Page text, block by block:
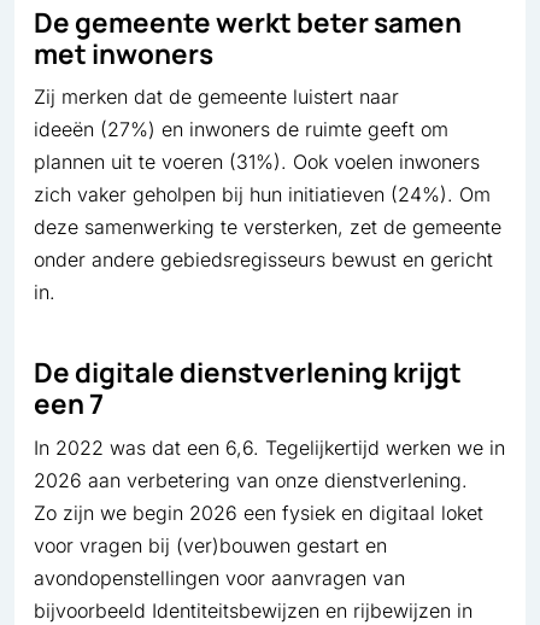
De gemeente werkt beter samen
met inwoners
Zij merken dat de gemeente luistert naar
ideeën (27%) en inwoners de ruimte geeft om
plannen uit te voeren (31%). Ook voelen inwoners
zich vaker geholpen bij hun initiatieven (24%). Om
deze samenwerking te versterken, zet de gemeente
onder andere gebiedsregisseurs bewust en gericht
in.
De digitale dienstverlening krijgt
een 7
In 2022 was dat een 6,6. Tegelijkertijd werken we in
2026 aan verbetering van onze dienstverlening.
Zo zijn we begin 2026 een fysiek en digitaal loket
voor vragen bij (ver)bouwen gestart en
avondopenstellingen voor aanvragen van
bijvoorbeeld Identiteitsbewijzen en rijbewijzen in